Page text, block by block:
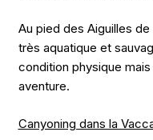
Au pied des Aiguilles
très aquatique et
condition physique
aventure.
Canyoning dans la